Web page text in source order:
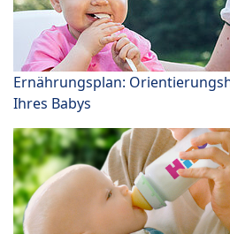
Ernährungsplan:
Ihres Babys